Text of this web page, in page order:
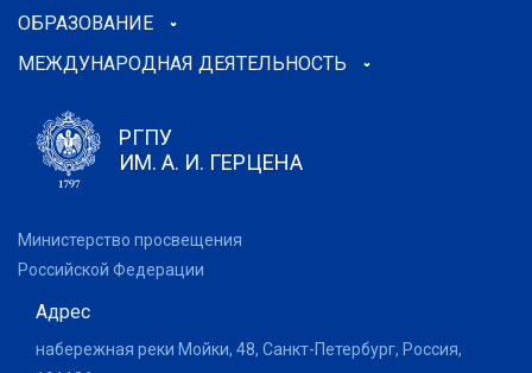
ОБРАЗОВАНИЕ
МЕЖДУНАРОДНАЯ ДЕЯТЕЛЬНОСТЬ
РГПУ
ИМ. А. И. ГЕРЦЕНА
Министерство просвещения
Российской Федерации
Адрес
набережная реки Мойки, 48, Санкт-Петербург, Россия,